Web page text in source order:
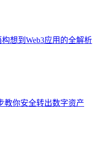
想到Web3应用的全解析
教你安全转出数字资产